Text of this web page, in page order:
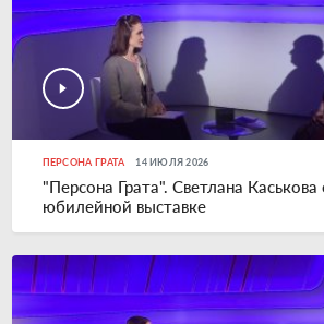
ПЕРСОНА ГРАТА 14 ИЮЛЯ 2026
"Персона Грата". Светлана
юбилейной выставке